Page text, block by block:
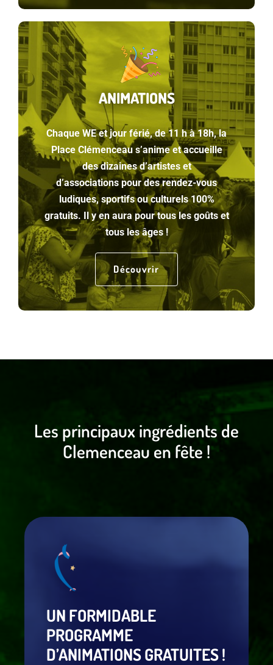
ANIMATIONS
Chaque WE et jour férié, de 11 h à 18h, la
Place Clémenceau s’anime et accueille
des dizaines d’artistes et
d’associations pour des rendez-vous
ludiques, sportifs ou culturels 100%
gratuits. Il y en aura pour tous les goûts et
tous les âges !
Découvrir
Les principaux ingrédients de
Clemenceau en fête !
UN FORMIDABLE
PROGRAMME
D’ANIMATIONS GRATUITES !